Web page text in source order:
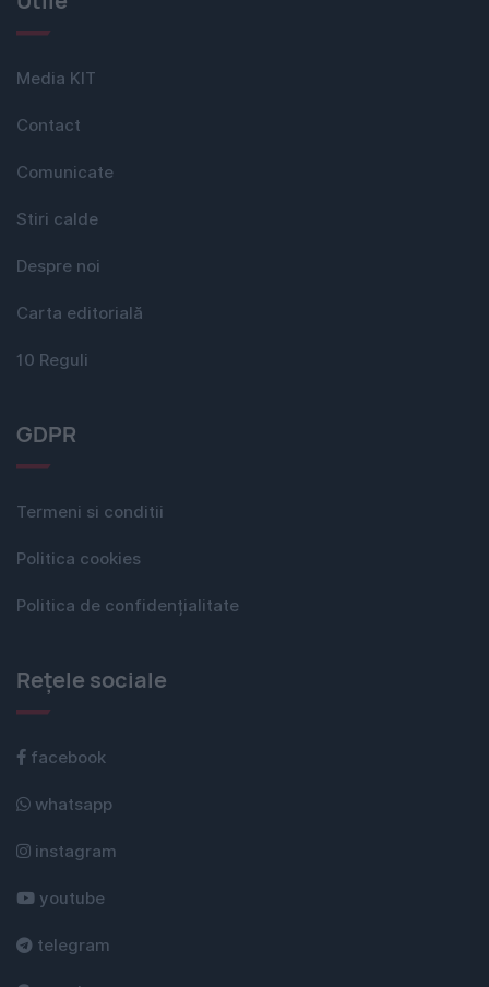
Media KIT
Contact
Comunicate
Stiri calde
Despre noi
Carta editorială
10 Reguli
GDPR
Termeni si conditii
Politica cookies
Politica de confidențialitate
Rețele sociale
facebook
whatsapp
instagram
youtube
telegram